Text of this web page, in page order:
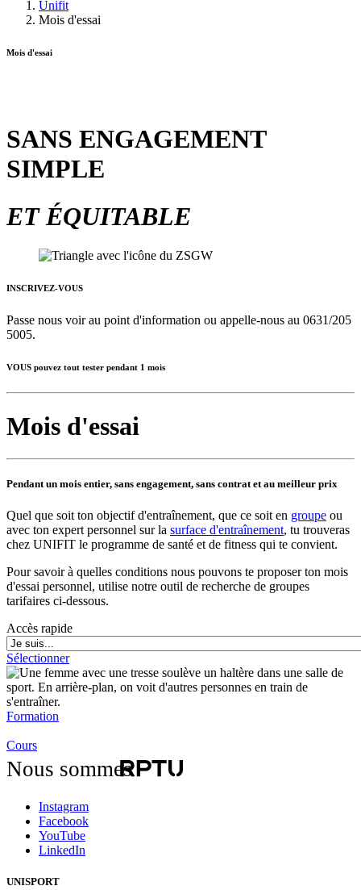
Unifit
Mois d'essai
Mois d'essai
SANS ENGAGEMENT
SIMPLE
ET ÉQUITABLE
INSCRIVEZ-VOUS
Passe nous voir au point d'information ou appelle-nous au 0631/205
5005.
VOUS pouvez tout tester pendant 1 mois
Mois d'essai
Pendant un mois entier, sans engagement, sans contrat et au meilleur prix
Quel que soit ton objectif d'entraînement, que ce soit en groupe ou
avec ton expert personnel sur la surface d'entraînement, tu trouveras
chez UNIFIT le programme de santé et de fitness qui te convient.
Pour savoir à quelles conditions nous pouvons te proposer ton mois
d'essai personnel, utilise notre outil de recherche de groupes
tarifaires ci-dessous.
Accès rapide
Sélectionner
Formation
Cours
Nous sommes
Instagram
Facebook
YouTube
LinkedIn
UNISPORT